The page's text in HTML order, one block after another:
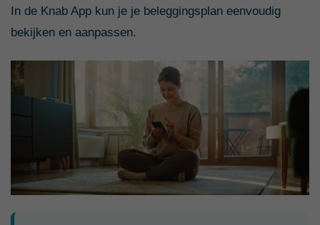
In de Knab App kun je je beleggingsplan eenvoudig
bekijken en aanpassen.